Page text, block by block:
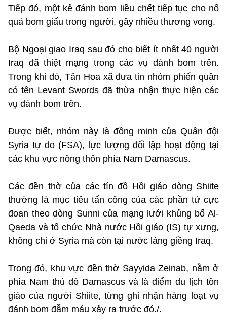
Tiếp đó, một kẻ đánh bom liều chết tiếp tục cho nổ
quả bom giấu trong người, gây nhiều thương vong.
Bộ Ngoại giao Iraq sau đó cho biết ít nhất 40 người
Iraq đã thiệt mạng trong các vụ đánh bom trên.
Trong khi đó, Tân Hoa xã đưa tin nhóm phiến quân
có tên Levant Swords đã thừa nhận thực hiện các
vụ đánh bom trên.
Được biết, nhóm này là đồng minh của Quân đội
Syria tự do (FSA), lực lượng đối lập hoạt động tại
các khu vực nông thôn phía Nam Damascus.
Các đền thờ của các tín đồ Hồi giáo dòng Shiite
thường là mục tiêu tấn công của các phần tử cực
đoan theo dòng Sunni của mạng lưới khủng bố Al-
Qaeda và tổ chức Nhà nước Hồi giáo (IS) tự xưng,
không chỉ ở Syria mà còn tại nước láng giềng Iraq.
Trong đó, khu vực đền thờ Sayyida Zeinab, nằm ở
phía Nam thủ đô Damascus và là điểm du lịch tôn
giáo của người Shiite, từng ghi nhận hàng loạt vụ
đánh bom đẫm máu xảy ra trước đó./.